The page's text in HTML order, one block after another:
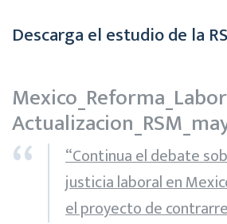
Descarga el estudio de la
“Continua el debate
justicia laboral en
el proyecto de